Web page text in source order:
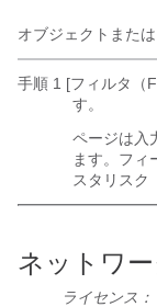
オブジェクトまた
手順 1 [フィルタ（
す。
ページは入
ます。フィ
スタリスク
ネットワ
ライセンス：